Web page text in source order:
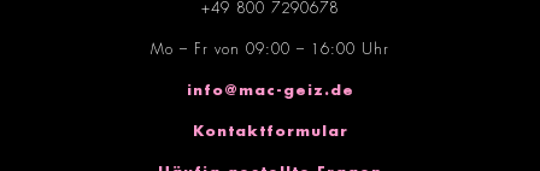
+49 800 7290678
Mo – Fr von 09:00 – 16:00 Uhr
info@mac-geiz.de
Kontaktformular